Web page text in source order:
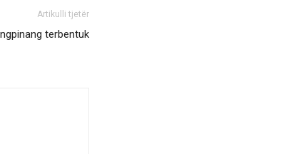
Artikulli tjetër
terbentuk